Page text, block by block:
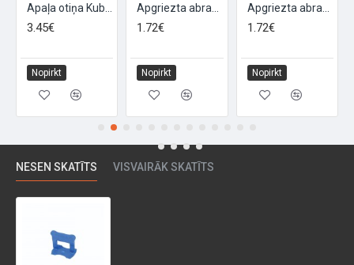
Apaļa otiņa Kubaba 21 mm
3.45€
Nopirkt
Apgriezta abrazīva švamme P100
1.72€
Nopirkt
Apgriezta abrazīva švamme P120
1.72€
Nopirkt
NESEN SKATĪTS VISVAIRĀK SKATĪTS